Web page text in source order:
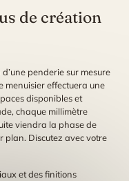
de création
penderie sur mesure
menuisier effectuera une
disponibles et
chaque millimètre
viendra la phase de
plan. Discutez avec votre
et des finitions